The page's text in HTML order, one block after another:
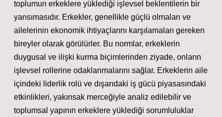
toplumun erkeklere yüklediği işlevsel beklentilerin bir
yansımasıdır. Erkekler, genellikle güçlü olmaları ve
ailelerinin ekonomik ihtiyaçlarını karşılamaları gereken
bireyler olarak görülürler. Bu normlar, erkeklerin
duygusal ve ilişki kurma biçimlerinden ziyade, onların
işlevsel rollerine odaklanmalarını sağlar. Erkeklerin aile
içindeki liderlik rolü ve dışarıdaki iş gücü piyasasındaki
etkinlikleri, yakınsak merceğiyle analiz edilebilir ve
toplumsal yapının erkeklere yüklediği sorumluluklar